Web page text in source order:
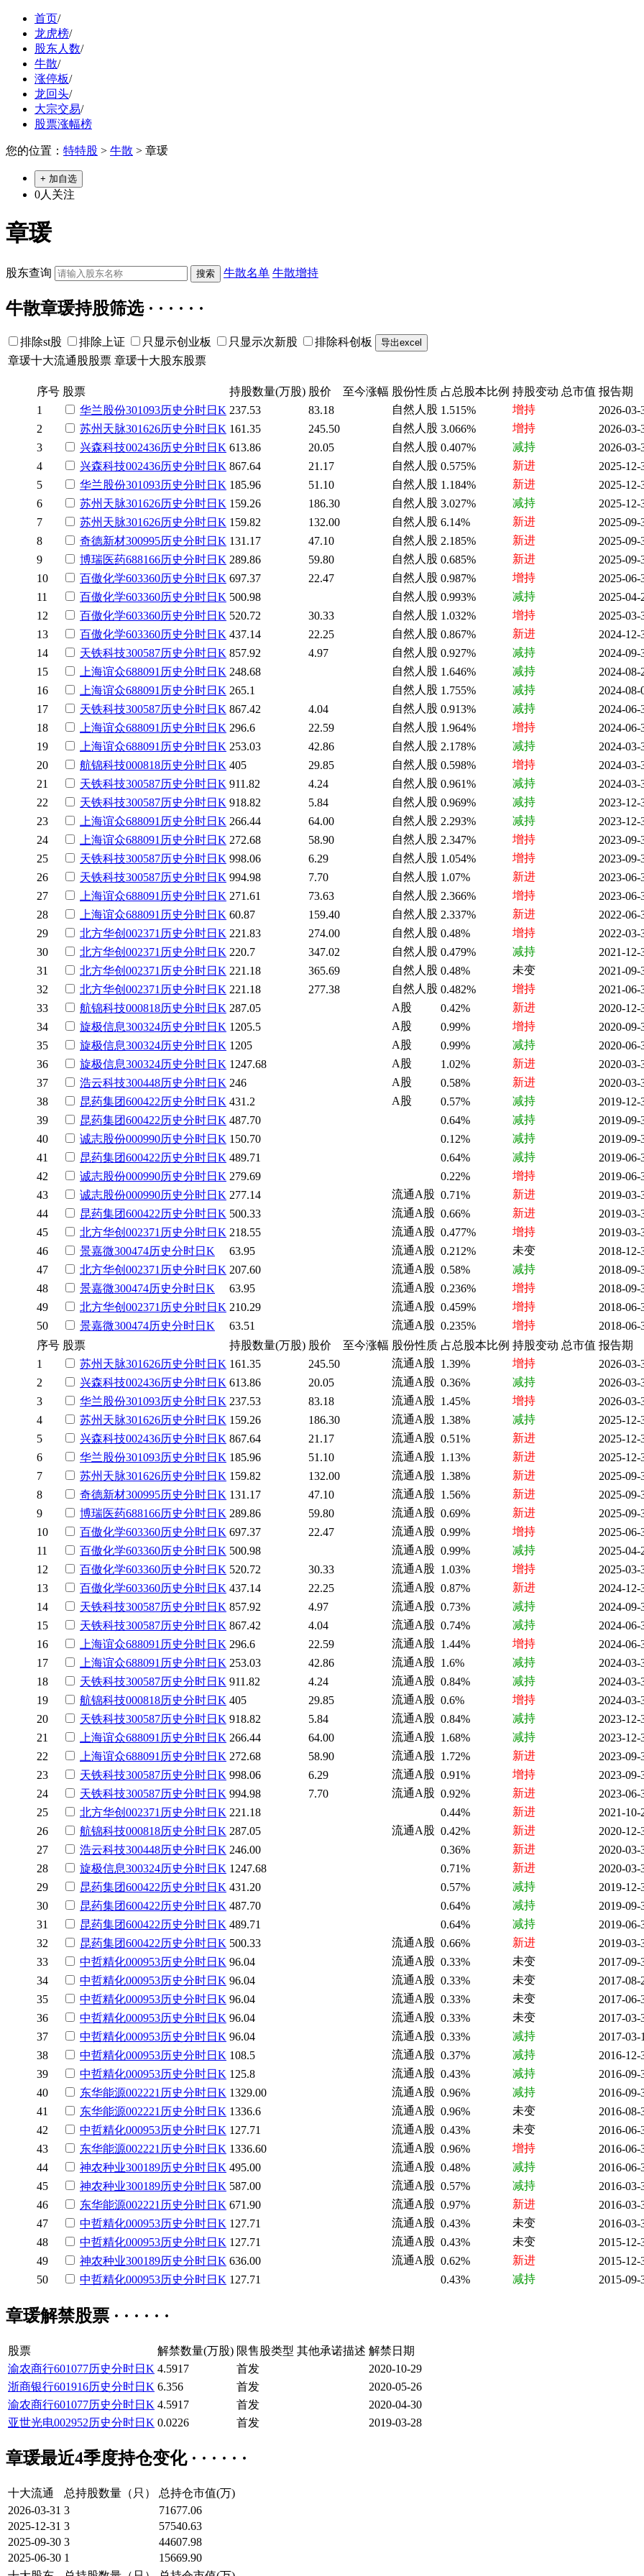
首页/
龙虎榜/
股东人数/
牛散/
涨停板/
龙回头/
大宗交易/
股票涨幅榜
您的位置： 特特股 > 牛散 > 章瑗
+ 加自选
0人关注
章瑗
股东查询 牛散名单 牛散增持
牛散章瑗持股筛选 · · · · · ·
排除st股 排除上证 只显示创业板 只显示次新股
排除科创板
章瑗十大流通股股票 章瑗十大股东股票
序号 股票 持股数量(万股) 股价 至今涨幅 股份性质 占总股本比例 持股变动 总市值 报告期
1
华兰股份301093历史分时日K 237.53 83.18 自然人股 1.515% 增持
2026-03-
2
苏州天脉301626历史分时日K 161.35 245.50 自然人股 3.066% 增持
2026-03-
3
兴森科技002436历史分时日K 613.86 20.05 自然人股 0.407% 减持
2026-03-
4
兴森科技002436历史分时日K 867.64 21.17 自然人股 0.575% 新进
2025-12-
5
华兰股份301093历史分时日K 185.96 51.10 自然人股 1.184% 新进
2025-12-
6
苏州天脉301626历史分时日K 159.26 186.30 自然人股 3.027% 减持
2025-12-
7
苏州天脉301626历史分时日K 159.82 132.00 自然人股 6.14% 新进
2025-09-
8
奇德新材300995历史分时日K 131.17 47.10 自然人股 2.185% 新进
2025-09-
9
博瑞医药688166历史分时日K 289.86 59.80 自然人股 0.685% 新进
2025-09-
10
百傲化学603360历史分时日K 697.37 22.47 自然人股 0.987% 增持
2025-06-
11
百傲化学603360历史分时日K 500.98 自然人股 0.993% 减持
2025-04-
12
百傲化学603360历史分时日K 520.72 30.33 自然人股 1.032% 增持
2025-03-
13
百傲化学603360历史分时日K 437.14 22.25 自然人股 0.867% 新进
2024-12-
14
天铁科技300587历史分时日K 857.92 4.97 自然人股 0.927% 减持
2024-09-
15
上海谊众688091 历史分时日K 248.68 自然人股 1.646% 减持
2024-08-
16
上海谊众688091 历史分时日K 265.1 自然人股 1.755% 减持
2024-08-
17
天铁科技300587历史分时日K 867.42 4.04 自然人股 0.913% 减持
2024-06-
18
上海谊众688091 历史分时日K 296.6 22.59 自然人股 1.964% 增持
2024-06-
19
上海谊众688091 历史分时日K 253.03 42.86 自然人股 2.178% 减持
2024-03-
20
航锦科技000818历史分时日K 405 29.85 自然人股 0.598% 增持
2024-03-
21
天铁科技300587历史分时日K 911.82 4.24 自然人股 0.961% 减持
2024-03-
22
天铁科技300587历史分时日K 918.82 5.84 自然人股 0.969% 减持
2023-12-
23
上海谊众688091 历史分时日K 266.44 64.00 自然人股 2.293% 减持
2023-12-
24
上海谊众688091 历史分时日K 272.68 58.90 自然人股 2.347% 增持
2023-09-
25
天铁科技300587历史分时日K 998.06 6.29 自然人股 1.054% 增持
2023-09-
26
天铁科技300587历史分时日K 994.98 7.70 自然人股 1.07% 新进
2023-06-
27
上海谊众688091 历史分时日K 271.61 73.63 自然人股 2.366% 增持
2023-06-
28
上海谊众688091 历史分时日K 60.87 159.40 自然人股 2.337% 新进
2022-06-
29
北方华创 002371 历史分时日K 221.83 274.00 自然人股 0.48% 增持
2022-03-
30
北方华创 002371 历史分时日K 220.7 347.02 自然人股 0.479% 减持
2021-12-
31
北方华创 002371 历史分时日K 221.18 365.69 自然人股 0.48% 未变
2021-09-
32
北方华创 002371 历史分时日K 221.18 277.38 自然人股 0.482% 增持
2021-06-
33
航锦科技000818历史分时日K 287.05 A股 0.42% 新进
2020-12-
34
旋极信息300324历史分时日K 1205.5 A股 0.99% 增持
2020-09-
35
旋极信息300324历史分时日K 1205 A股 0.99% 减持
2020-06-
36
旋极信息300324历史分时日K 1247.68 A股 1.02% 新进
2020-03-
37
浩云科技300448历史分时日K 246 A股 0.58% 新进
2020-03-
38
昆药集团600422历史分时日K 431.2 A股 0.57% 减持
2019-12-
39
昆药集团600422历史分时日K 487.70 0.64% 减持
2019-09-
40
诚志股份000990历史分时日K 150.70 0.12% 减持
2019-09-
41
昆药集团600422历史分时日K 489.71 0.64% 减持
2019-06-
42
诚志股份000990历史分时日K 279.69 0.22% 增持
2019-06-
43
诚志股份000990历史分时日K 277.14 流通A股 0.71% 新进
2019-03-
44
昆药集团600422历史分时日K 500.33 流通A股 0.66% 新进
2019-03-
45
北方华创 002371 历史分时日K 218.55 流通A股 0.477% 增持
2019-03-
46
景嘉微300474历史分时日K 63.95 流通A股 0.212% 未变
2018-12-
47
北方华创 002371 历史分时日K 207.60 流通A股 0.58% 减持
2018-09-
48
景嘉微300474历史分时日K 63.95 流通A股 0.236% 增持
2018-09-
49
北方华创 002371 历史分时日K 210.29 流通A股 0.459% 增持
2018-06-
50
景嘉微300474历史分时日K 63.51 流通A股 0.235% 增持
2018-06-
序号 股票 持股数量(万股) 股价 至今涨幅 股份性质 占总股本比例 持股变动 总市值 报告期
1
苏州天脉301626历史分时日K 161.35 245.50 流通A股 1.39% 增持
2026-03-
2
兴森科技002436历史分时日K 613.86 20.05 流通A股 0.36% 减持
2026-03-
3
华兰股份301093历史分时日K 237.53 83.18 流通A股 1.45% 增持
2026-03-
4
苏州天脉301626历史分时日K 159.26 186.30 流通A股 1.38% 减持
2025-12-
5
兴森科技002436历史分时日K 867.64 21.17 流通A股 0.51% 新进
2025-12-
6
华兰股份301093历史分时日K 185.96 51.10 流通A股 1.13% 新进
2025-12-
7
苏州天脉301626历史分时日K 159.82 132.00 流通A股 1.38% 新进
2025-09-
8
奇德新材300995历史分时日K 131.17 47.10 流通A股 1.56% 新进
2025-09-
9
博瑞医药688166历史分时日K 289.86 59.80 流通A股 0.69% 新进
2025-09-
10
百傲化学603360历史分时日K 697.37 22.47 流通A股 0.99% 增持
2025-06-
11
百傲化学603360历史分时日K 500.98 流通A股 0.99% 减持
2025-04-
12
百傲化学603360历史分时日K 520.72 30.33 流通A股 1.03% 增持
2025-03-
13
百傲化学603360历史分时日K 437.14 22.25 流通A股 0.87% 新进
2024-12-
14
天铁科技300587历史分时日K 857.92 4.97 流通A股 0.73% 减持
2024-09-
15
天铁科技300587历史分时日K 867.42 4.04 流通A股 0.74% 减持
2024-06-
16
上海谊众688091 历史分时日K 296.6 22.59 流通A股 1.44% 增持
2024-06-
17
上海谊众688091 历史分时日K 253.03 42.86 流通A股 1.6% 减持
2024-03-
18
天铁科技300587历史分时日K 911.82 4.24 流通A股 0.84% 减持
2024-03-
19
航锦科技000818历史分时日K 405 29.85 流通A股 0.6% 增持
2024-03-
20
天铁科技300587历史分时日K 918.82 5.84 流通A股 0.84% 减持
2023-12-
21
上海谊众688091 历史分时日K 266.44 64.00 流通A股 1.68% 减持
2023-12-
22
上海谊众688091 历史分时日K 272.68 58.90 流通A股 1.72% 新进
2023-09-
23
天铁科技300587历史分时日K 998.06 6.29 流通A股 0.91% 增持
2023-09-
24
天铁科技300587历史分时日K 994.98 7.70 流通A股 0.92% 新进
2023-06-
25
北方华创 002371 历史分时日K 221.18 0.44% 新进
2021-10-
26
航锦科技000818历史分时日K 287.05 流通A股 0.42% 新进
2020-12-
27
浩云科技300448历史分时日K 246.00 0.36% 新进
2020-03-
28
旋极信息300324历史分时日K 1247.68 0.71% 新进
2020-03-
29
昆药集团600422历史分时日K 431.20 0.57% 减持
2019-12-
30
昆药集团600422历史分时日K 487.70 0.64% 减持
2019-09-
31
昆药集团600422历史分时日K 489.71 0.64% 减持
2019-06-
32
昆药集团600422历史分时日K 500.33 流通A股 0.66% 新进
2019-03-
33
中哲精化000953历史分时日K 96.04 流通A股 0.33% 未变
2017-09-
34
中哲精化000953历史分时日K 96.04 流通A股 0.33% 未变
2017-08-
35
中哲精化000953历史分时日K 96.04 流通A股 0.33% 未变
2017-06-
36
中哲精化000953历史分时日K 96.04 流通A股 0.33% 未变
2017-03-
37
中哲精化000953历史分时日K 96.04 流通A股 0.33% 减持
2017-03-
38
中哲精化000953历史分时日K 108.5 流通A股 0.37% 减持
2016-12-
39
中哲精化000953历史分时日K 125.8 流通A股 0.43% 减持
2016-09-
40
东华能源002221 历史分时日K 1329.00 流通A股 0.96% 减持
2016-09-
41
东华能源002221 历史分时日K 1336.6 流通A股 0.96% 未变
2016-08-
42
中哲精化000953历史分时日K 127.71 流通A股 0.43% 未变
2016-06-
43
东华能源002221 历史分时日K 1336.60 流通A股 0.96% 增持
2016-06-
44
神农种业300189历史分时日K 495.00 流通A股 0.48% 减持
2016-06-
45
神农种业300189历史分时日K 587.00 流通A股 0.57% 减持
2016-03-
46
东华能源002221 历史分时日K 671.90 流通A股 0.97% 新进
2016-03-
47
中哲精化000953历史分时日K 127.71 流通A股 0.43% 未变
2016-03-
48
中哲精化000953历史分时日K 127.71 流通A股 0.43% 未变
2015-12-
49
神农种业300189历史分时日K 636.00 流通A股 0.62% 新进
2015-12-
50
中哲精化000953历史分时日K 127.71 0.43% 减持 2015-09-
章瑗解禁股票 · · · · · ·
股票 解禁数量(万股) 限售股类型 其他承诺描述 解禁日期
渝农商行601077历史分时日K 4.5917 首发
2020-10-29
浙商银行601916历史分时日K 6.356 首发
2020-05-26
渝农商行601077历史分时日K 4.5917 首发
2020-04-30
亚世光电002952历史分时日K 0.0226 首发 2019-03-28
章瑗最近4季度持仓变化 · · · · · ·
十大流通 总持股数量（只）
总持仓市值(万)
2026-03-31 3
71677.06
2025-12-31 3
57540.63
2025-09-30 3
44607.98
2025-06-30 1
15669.90